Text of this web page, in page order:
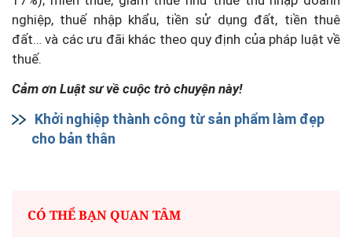
nghiệp, thuế nhập khẩu, tiền sử dụng đất, tiền thuê
đất… và các ưu đãi khác theo quy định của pháp luật về
thuế.
Cảm ơn Luật sư về cuộc trò chuyện này!
Khởi nghiệp thành công từ sản phẩm làm đẹp
cho bản thân
CÓ THỂ BẠN QUAN TÂM